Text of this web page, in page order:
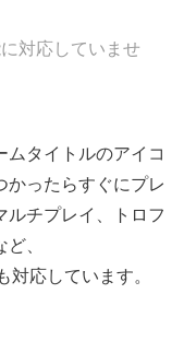
対応していませ
タイトルのアイコ
かったらすぐにプレ
ルチプレイ、トロフ
、
応しています。